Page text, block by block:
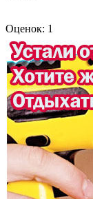
Оценок: 1